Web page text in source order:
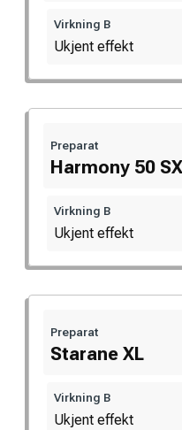
Virkning B
Ukjent effekt
Preparat
Harmony 50 SX
Virkning B
Ukjent effekt
Preparat
Starane XL
Virkning B
Ukjent effekt